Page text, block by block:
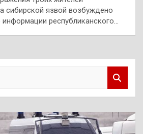
сибирской язвой возбуждено
республиканского…